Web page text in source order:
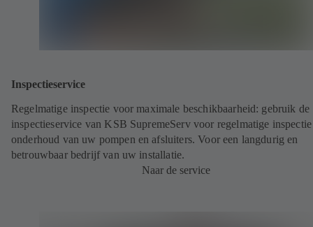
Inspectieservice
Regelmatige inspectie voor maximale beschikbaarheid: gebruik de
inspectieservice van KSB SupremeServ voor regelmatige
onderhoud van uw pompen en afsluiters. Voor een langdurig en
betrouwbaar bedrijf van uw installatie.
Naar de service